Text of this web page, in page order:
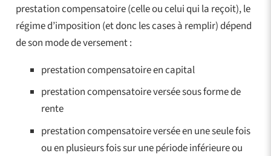
prestation compensatoire (celle ou celui qui la reçoit), le
régime d’imposition (et donc les cases à remplir) dépend
de son mode de versement :
prestation compensatoire en capital
prestation compensatoire versée sous forme de
rente
prestation compensatoire versée en une seule fois
ou en plusieurs fois sur une période inférieure ou